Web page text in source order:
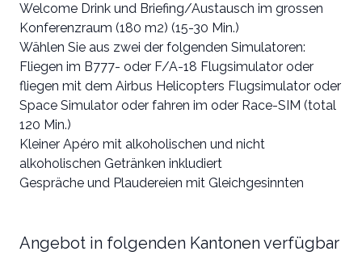
Welcome Drink und Briefing/Austausch im grossen
Konferenzraum (180 m2) (15-30 Min.)
Wählen Sie aus zwei der folgenden Simulatoren:
Fliegen im B777- oder F/A-18 Flugsimulator oder
fliegen mit dem Airbus Helicopters Flugsimulator oder
Space Simulator oder fahren im oder Race-SIM (total
120 Min.)
Kleiner Apéro mit alkoholischen und nicht
alkoholischen Getränken inkludiert
Gespräche und Plaudereien mit Gleichgesinnten
Angebot in folgenden Kantonen verfügbar